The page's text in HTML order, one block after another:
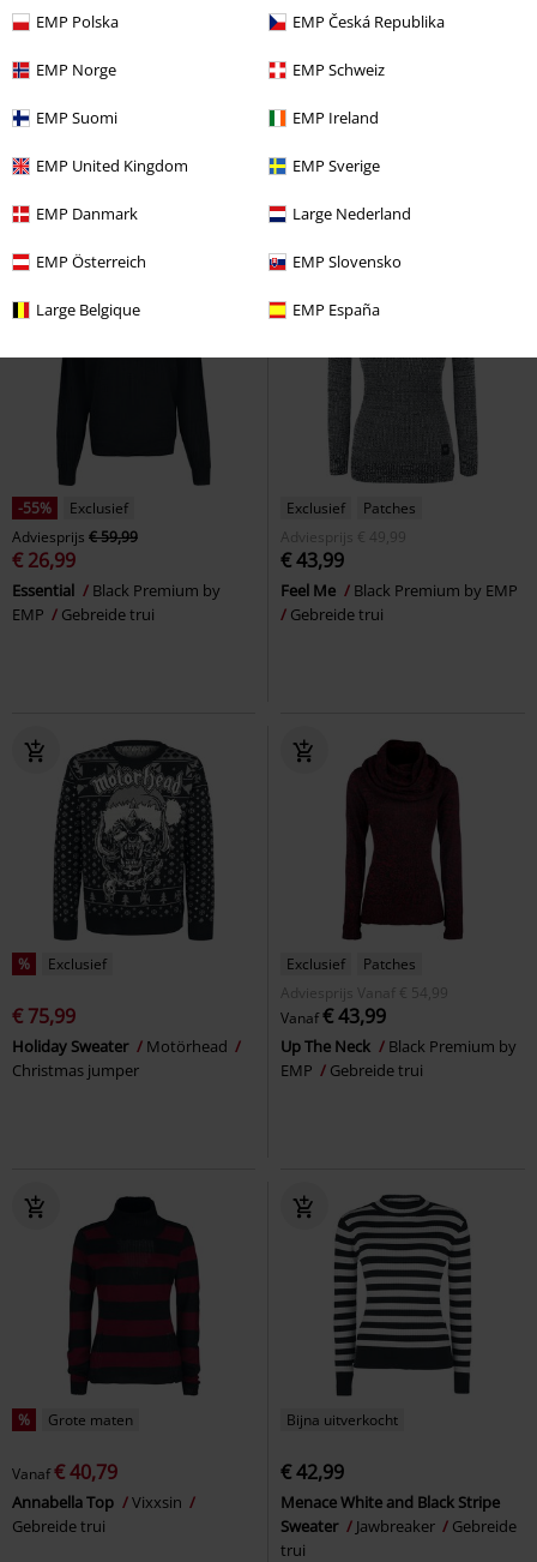
EMP Polska EMP Česká Republika
EMP Norge EMP Schweiz
EMP Suomi EMP Ireland
EMP United Kingdom EMP Sverige
EMP Danmark Large Nederland
EMP Österreich EMP Slovensko
Large Belgique EMP España
Adviesprijs € 44,99
€ 43,99
Corporate Goth
EMP
Gebreide trui
Adviesprijs € 54,99
€ 37,99
Beware of Sandworms
Beetlejuice
-55%
Exclusief
Adviesprijs € 59,99
€ 26,99
Essential
Black Premium by
EMP
Gebreide trui
Exclusief
Patches
Adviesprijs
€ 49,99
€ 43,99
Feel Me
Black Premium by EMP
Gebreide trui
% Exclusief
€ 75,99
Holiday Sweater
Motörhead
Christmas jumper
Exclusief
Patches
Adviesprijs
Vanaf € 54,99
Vanaf€ 43,99
Up The Neck
Black Premium by
EMP
Gebreide trui
% Grote maten
Vanaf€ 40,79
Annabella Top
Vixxsin
Gebreide trui
Bijna uitverkocht
€ 42,99
Menace White and Black Stripe
Sweater
Jawbreaker
Gebreide
trui